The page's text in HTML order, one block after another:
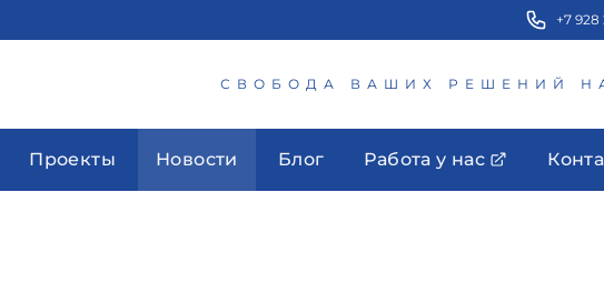
+7 928
СВОБОДА ВАШИХ РЕШЕНИЙ
Проекты Новости Блог Работа у нас